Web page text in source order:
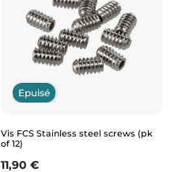
Epuisé
Vis FCS Stainless steel screws (pk
of 12)
Prix
11,90 €